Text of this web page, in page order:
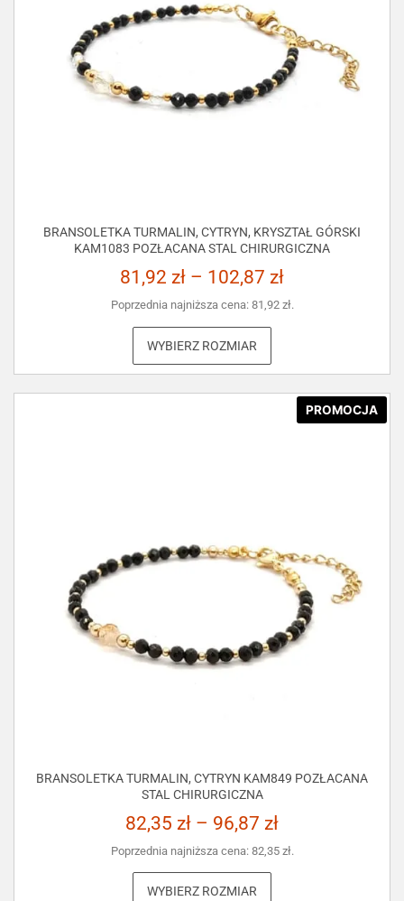
BRANSOLETKA TURMALIN, CYTRYN, KRYSZTAŁ GÓRSKI
KAM1083 POZŁACANA STAL CHIRURGICZNA
81,92 zł – 102,87 zł
Poprzednia najniższa cena: 81,92 zł.
WYBIERZ ROZMIAR
PROMOCJA
BRANSOLETKA TURMALIN, CYTRYN KAM849 POZŁACANA
STAL CHIRURGICZNA
82,35 zł – 96,87 zł
Poprzednia najniższa cena: 82,35 zł.
WYBIERZ ROZMIAR